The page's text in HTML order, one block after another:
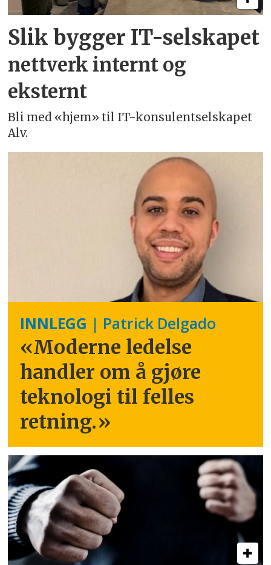
Slik bygger IT-selskapet
nettverk internt og
eksternt
Bli med «hjem» til IT-konsulentselskapet
Alv.
INNLEGG | Patrick Delgado
«Moderne ledelse
handler om å gjøre
teknologi til felles
retning.»